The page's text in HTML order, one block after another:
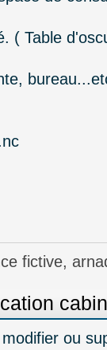
( Table
fictive,
ou